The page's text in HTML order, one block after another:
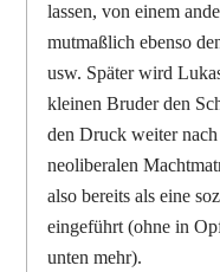
lassen, von einem
mutmaßlich ebenso
usw. Später wird
kleinen Bruder den
den Druck weiter
neoliberalen
also bereits als eine
eingeführt (ohne in
unten mehr).